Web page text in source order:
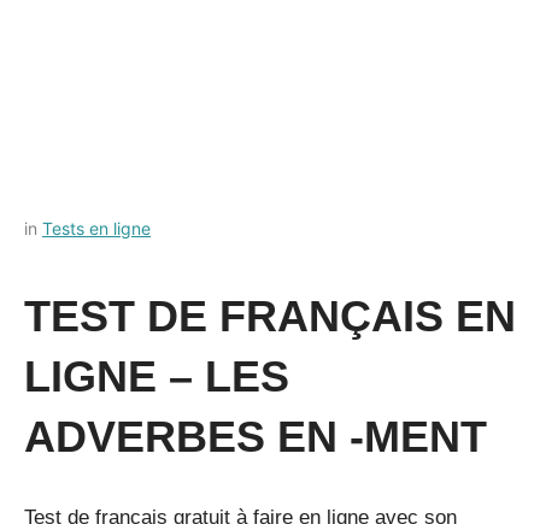
Posted
juillet
by
in Tests en ligne
TEST DE FRANÇAIS EN
LIGNE – LES
ADVERBES EN -MENT
Test de français gratuit à faire en ligne avec son